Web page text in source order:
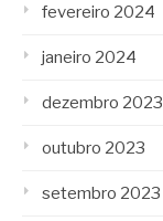
fevereiro 2024
janeiro 2024
dezembro 2023
outubro 2023
setembro 2023